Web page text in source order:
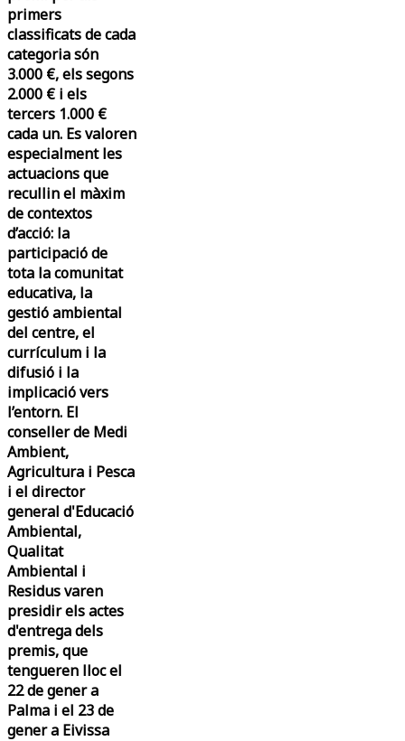
primers
classificats de cada
categoria són
3.000 €, els segons
2.000 € i els
tercers 1.000 €
cada un. Es valoren
especialment les
actuacions que
recullin el màxim
de contextos
d’acció: la
participació de
tota la comunitat
educativa, la
gestió ambiental
del centre, el
currículum i la
difusió i la
implicació vers
l’entorn. El
conseller de Medi
Ambient,
Agricultura i Pesca
i el director
general d'Educació
Ambiental,
Qualitat
Ambiental i
Residus varen
presidir els actes
d'entrega dels
premis, que
tengueren lloc el
22 de gener a
Palma i el 23 de
gener a Eivissa